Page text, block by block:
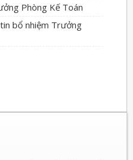
Phòng Kế Toán
bổ nhiệm Trưởng